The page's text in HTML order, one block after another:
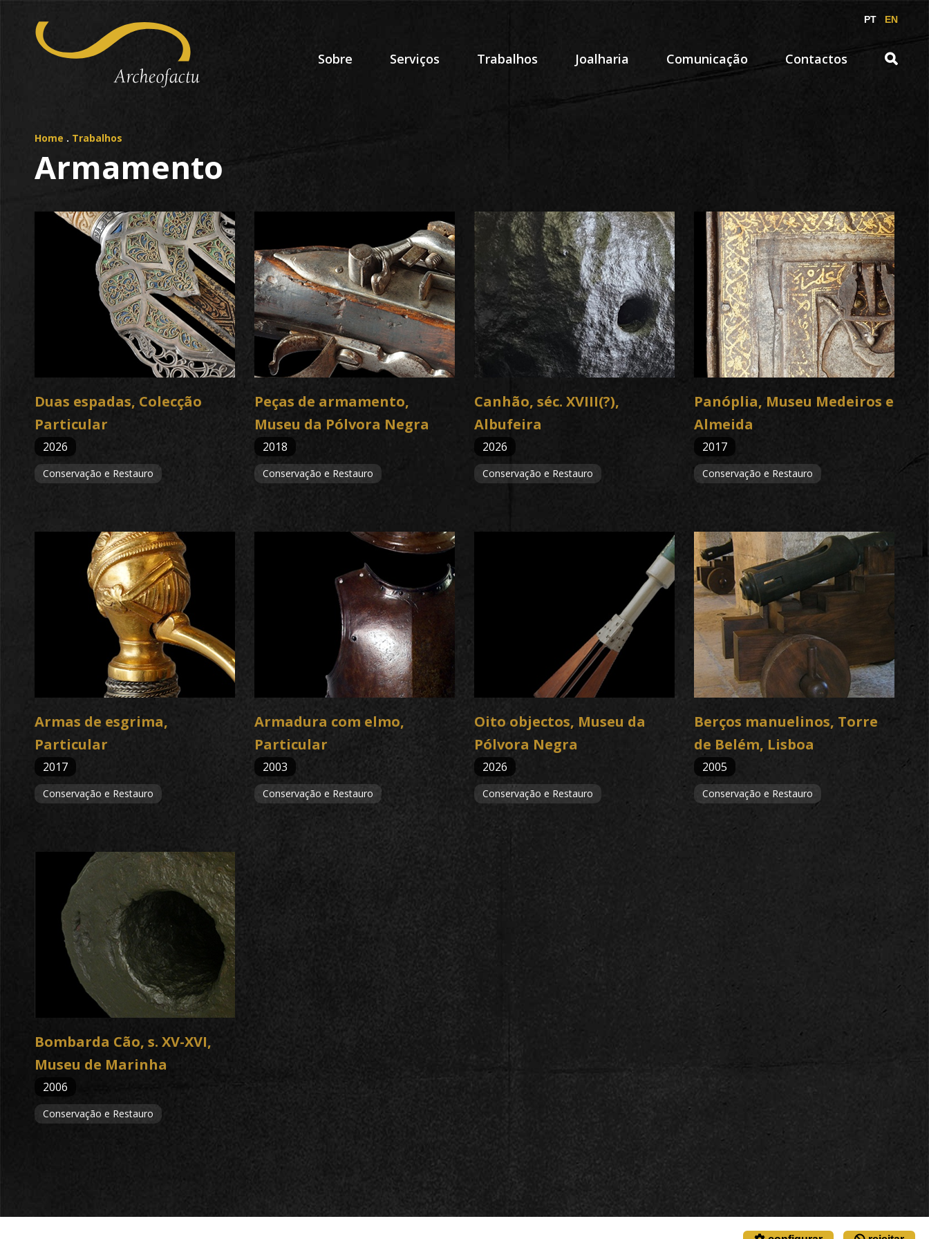
PT EN
Sobre Serviços Trabalhos Joalharia Comunicação Contactos
Home . Trabalhos
Armamento
Duas espadas, Colecção
Particular
2026
Conservação e Restauro
Peças de armamento,
Museu da Pólvora Negra
2018
Conservação e Restauro
Canhão, séc. XVIII(?),
Albufeira
2026
Conservação e Restauro
Panóplia, Museu Medeiros e
Almeida
2017
Conservação e Restauro
Armas de esgrima,
Particular
2017
Conservação e Restauro
Armadura com elmo,
Particular
2003
Conservação e Restauro
Oito objectos, Museu da
Pólvora Negra
2026
Conservação e Restauro
Berços manuelinos, Torre
de Belém, Lisboa
2005
Conservação e Restauro
Bombarda Cão, s. XV-XVI,
Museu de Marinha
2006
Conservação e Restauro